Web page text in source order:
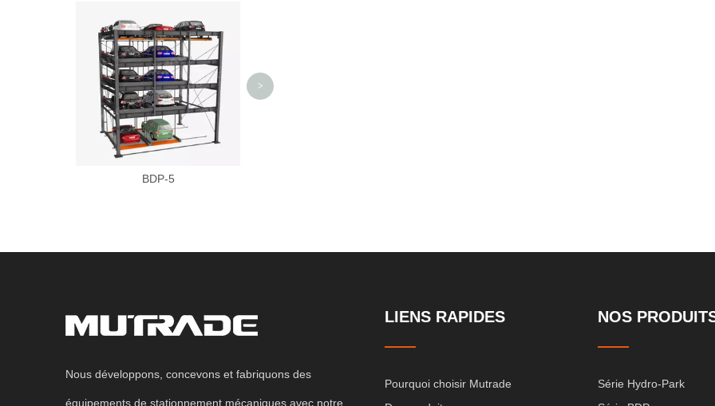
BDP-5
>
Nous développons, concevons et fabriquons des
équipements de stationnement mécaniques avec notre
LIENS RAPIDES
Pourquoi choisir Mutrade
NOS
Série Hydro-Park